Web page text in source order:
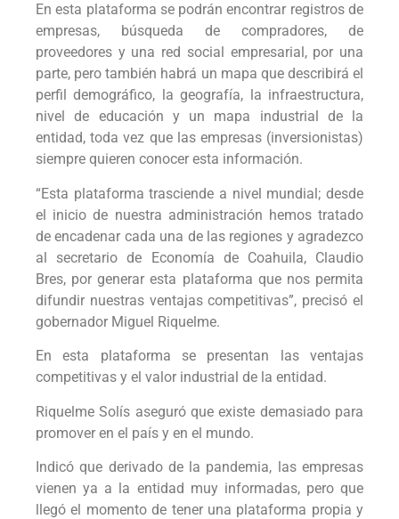
En esta plataforma se podrán encontrar registros de
empresas, búsqueda de compradores, de
proveedores y una red social empresarial, por una
parte, pero también habrá un mapa que describirá el
perfil demográfico, la geografía, la infraestructura,
nivel de educación y un mapa industrial de la
entidad, toda vez que las empresas (inversionistas)
siempre quieren conocer esta información.
“Esta plataforma trasciende a nivel mundial; desde
el inicio de nuestra administración hemos tratado
de encadenar cada una de las regiones y agradezco
al secretario de Economía de Coahuila, Claudio
Bres, por generar esta plataforma que nos permita
difundir nuestras ventajas competitivas”, precisó el
gobernador Miguel Riquelme.
En esta plataforma se presentan las ventajas
competitivas y el valor industrial de la entidad.
Riquelme Solís aseguró que existe demasiado para
promover en el país y en el mundo.
Indicó que derivado de la pandemia, las empresas
vienen ya a la entidad muy informadas, pero que
llegó el momento de tener una plataforma propia y